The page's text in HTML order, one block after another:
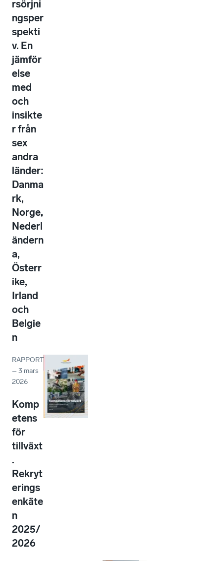
rsörjni
ngsper
spekti
v. En
jämför
else
med
och
insikte
r från
sex
andra
länder:
Danma
rk,
Norge,
Nederl
ändern
a,
Österr
ike,
Irland
och
Belgie
n
RAPPORT
–3 mars
2026
Komp
etens
för
tillväxt
.
Rekryt
erings
enkäte
n
2025/
2026